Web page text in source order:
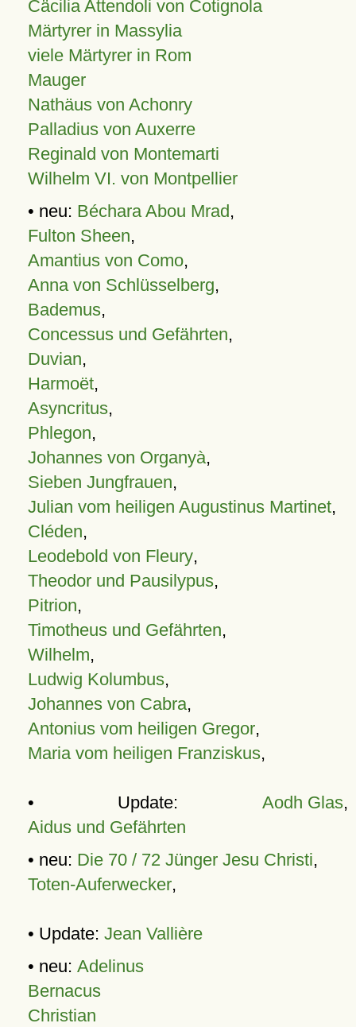
Cäcilia Attendoli von Cotignola
Märtyrer in Massylia
viele Märtyrer in Rom
Mauger
Nathäus von Achonry
Palladius von Auxerre
Reginald von Montemarti
Wilhelm VI. von Montpellier
• neu: Béchara Abou Mrad,
Fulton Sheen,
Amantius von Como,
Anna von Schlüsselberg,
Bademus,
Concessus und Gefährten,
Duvian,
Harmoët,
Asyncritus,
Phlegon,
Johannes von Organyà,
Sieben Jungfrauen,
Julian vom heiligen Augustinus Martinet,
Cléden,
Leodebold von Fleury,
Theodor und Pausilypus,
Pitrion,
Timotheus und Gefährten,
Wilhelm,
Ludwig Kolumbus,
Johannes von Cabra,
Antonius vom heiligen Gregor,
Maria vom heiligen Franziskus,
• Update: Aodh Glas,
Aidus und Gefährten
• neu: Die 70 / 72 Jünger Jesu Christi,
Toten-Auferwecker,
• Update: Jean Vallière
• neu: Adelinus
Bernacus
Christian